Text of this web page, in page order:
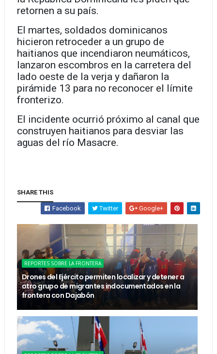
retornen a su país.
El martes, soldados dominicanos
hicieron retroceder a un grupo de
haitianos que incendiaron neumáticos,
lanzaron escombros en la carretera del
lado oeste de la verja y dañaron la
pirámide 13 para no reconocer el límite
fronterizo.
El incidente ocurrió próximo al canal que
construyen haitianos para desviar las
aguas del río Masacre.
SHARE THIS
Facebook Twitter Google+
REPORTES SOBRE LA FRONTERA
Drones del Ejército permiten localizar y detener a
otro grupo de migrantes indocumentados en la
frontera con Dajabón